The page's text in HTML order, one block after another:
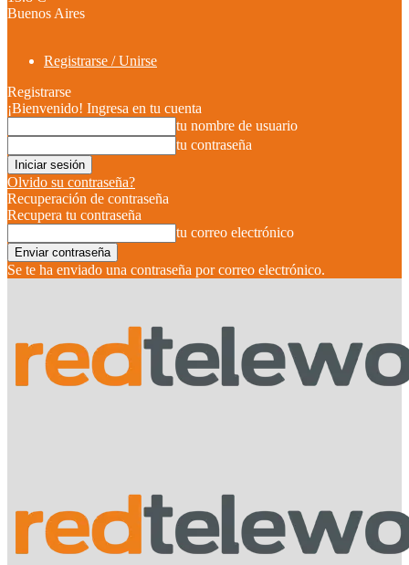
Buenos Aires
Registrarse / Unirse
Registrarse
¡Bienvenido! Ingresa en tu cuenta
tu nombre de usuario
tu contraseña
Olvido su contraseña?
Recuperación de contraseña
Recupera tu contraseña
tu correo electrónico
Se te ha enviado una contraseña por correo electrónico.